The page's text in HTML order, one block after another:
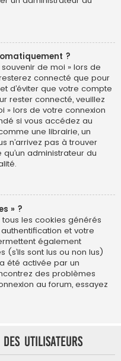
?
de moi » lors de
connecté que pour
d’éviter que votre compte
rester connecté, veuillez
» lors de votre connexion
si vous accédez au
une librairie, un
n’arrivez pas à trouver
administrateur du
» ?
les cookies générés
et votre
également
(s’ils sont lus ou non lus)
été activée par un
des problèmes
au forum, essayez
utilisateurs